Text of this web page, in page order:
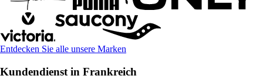
Entdecken Sie alle unsere Marken
Kundendienst in Frankreich